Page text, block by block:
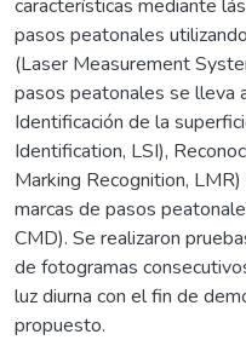
características mediante
pasos peatonales
(Laser Measurement
pasos peatonales se lleva
Identificación de la
Identification, LSI),
Marking Recognition,
marcas de pasos
CMD). Se realizaron
de fotogramas
luz diurna con el fin de
propuesto.